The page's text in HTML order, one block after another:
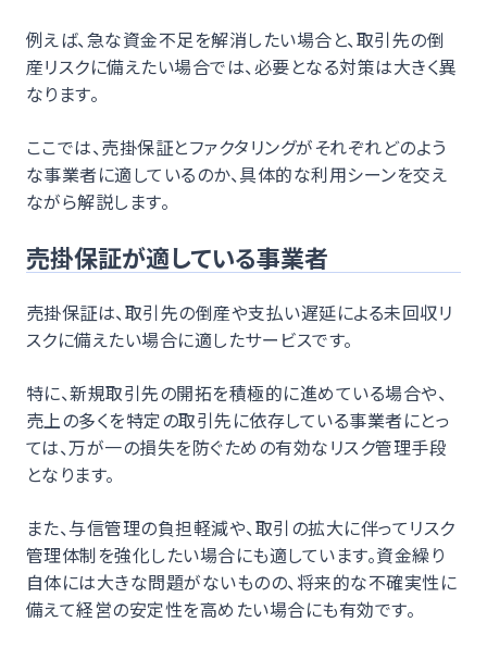
例えば、急な資金不足を解消したい場合と、取引先の倒
産リスクに備えたい場合では、必要となる対策は大きく異
なります。
ここでは、売掛保証とファクタリングがそれぞれどのよう
な事業者に適しているのか、具体的な利用シーンを交え
ながら解説します。
売掛保証が適している事業者
売掛保証は、取引先の倒産や支払い遅延による未回収リ
スクに備えたい場合に適したサービスです。
特に、新規取引先の開拓を積極的に進めている場合や、
売上の多くを特定の取引先に依存している事業者にとっ
ては、万が一の損失を防ぐための有効なリスク管理手段
となります。
また、与信管理の負担軽減や、取引の拡大に伴ってリスク
管理体制を強化したい場合にも適しています。資金繰り
自体には大きな問題がないものの、将来的な不確実性に
備えて経営の安定性を高めたい場合にも有効です。